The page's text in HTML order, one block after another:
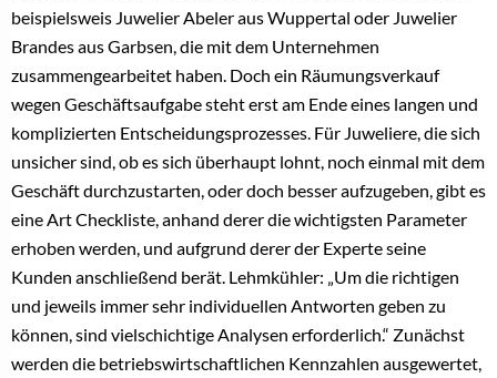
beispielsweis Juwelier Abeler aus Wuppertal oder Juwelier
Brandes aus Garbsen, die mit dem Unternehmen
zusammengearbeitet haben. Doch ein Räumungsverkauf
wegen Geschäftsaufgabe steht erst am Ende eines langen und
komplizierten Entscheidungsprozesses. Für Juweliere, die sich
unsicher sind, ob es sich überhaupt lohnt, noch einmal mit dem
Geschäft durchzustarten, oder doch besser aufzugeben, gibt es
eine Art Checkliste, anhand derer die wichtigsten Parameter
erhoben werden, und aufgrund derer der Experte seine
Kunden anschließend berät. Lehmkühler: „Um die richtigen
und jeweils immer sehr individuellen Antworten geben zu
können, sind vielschichtige Analysen erforderlich.“ Zunächst
werden die betriebswirtschaftlichen Kennzahlen ausgewertet,